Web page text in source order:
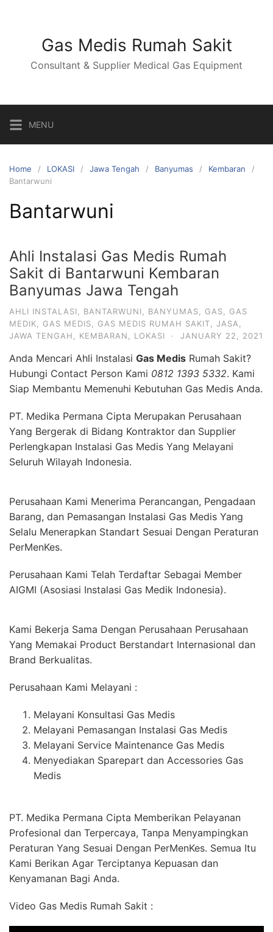
Gas Medis Rumah Sakit
Consultant & Supplier Medical Gas Equipment
MENU
Home LOKASI Jawa Tengah Banyumas
Kembaran
Bantarwuni
Bantarwuni
Ahli Instalasi Gas Medis Rumah
Sakit di Bantarwuni Kembaran
Banyumas Jawa Tengah
AHLI INSTALASI BANTARWUNI BANYUMAS GAS
GAS
MEDIK
GAS MEDIS GAS MEDIS RUMAH SAKIT JASA
JAWA TENGAH
KEMBARAN LOKASI · JANUARY 22, 2021
Anda Mencari Ahli Instalasi Gas Medis Rumah Sakit?
Hubungi Contact Person Kami 0812 1393 5332. Kami
Siap Membantu Memenuhi Kebutuhan Gas Medis Anda.
PT. Medika Permana Cipta Merupakan Perusahaan
Yang Bergerak di Bidang Kontraktor dan Supplier
Perlengkapan Instalasi Gas Medis Yang Melayani
Seluruh Wilayah Indonesia.
Perusahaan Kami Menerima Perancangan, Pengadaan
Barang, dan Pemasangan Instalasi Gas Medis Yang
Selalu Menerapkan Standart Sesuai Dengan Peraturan
PerMenKes.
Perusahaan Kami Telah Terdaftar Sebagai Member
AIGMI (Asosiasi Instalasi Gas Medik Indonesia).
Kami Bekerja Sama Dengan Perusahaan Perusahaan
Yang Memakai Product Berstandart Internasional dan
Brand Berkualitas.
Perusahaan Kami Melayani :
Melayani Konsultasi Gas Medis
Melayani Pemasangan Instalasi Gas Medis
Melayani Service Maintenance Gas Medis
Menyediakan Sparepart dan Accessories Gas
Medis
PT. Medika Permana Cipta Memberikan Pelayanan
Profesional dan Terpercaya, Tanpa Menyampingkan
Peraturan Yang Sesuai Dengan PerMenKes. Semua Itu
Kami Berikan Agar Terciptanya Kepuasan dan
Kenyamanan Bagi Anda.
Video Gas Medis Rumah Sakit :